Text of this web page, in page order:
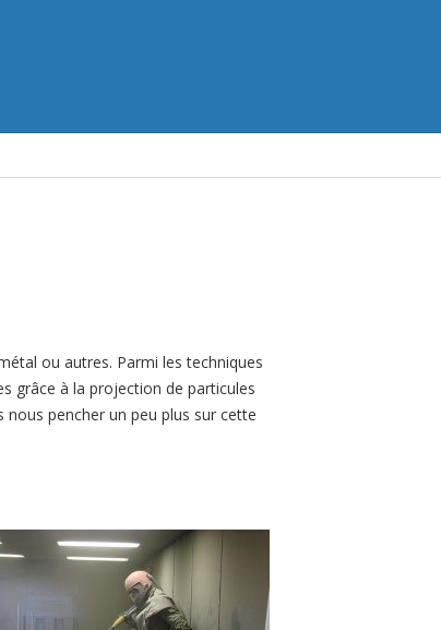
ou autres. Parmi les techniques
grâce à la projection de particules
nous pencher un peu plus sur cette